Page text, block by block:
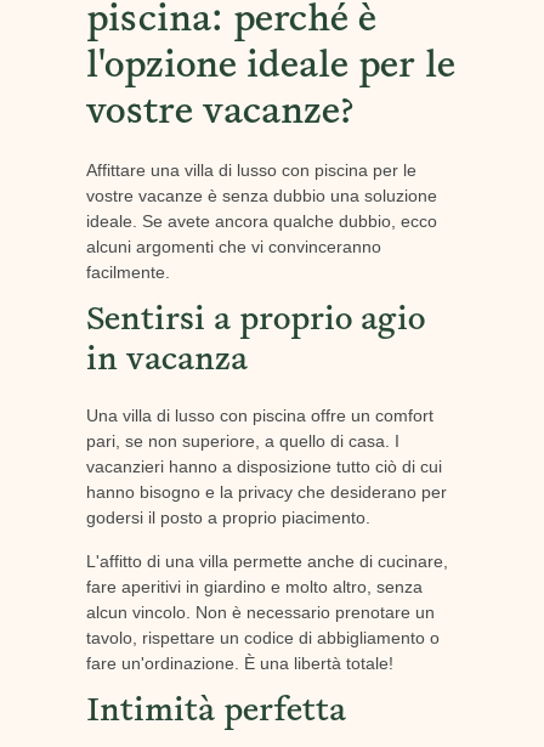
piscina: perché è
l'opzione ideale per le
vostre vacanze?
Affittare una villa di lusso con piscina per le
vostre vacanze è senza dubbio una soluzione
ideale. Se avete ancora qualche dubbio, ecco
alcuni argomenti che vi convinceranno
facilmente.
Sentirsi a proprio agio
in vacanza
Una villa di lusso con piscina offre un comfort
pari, se non superiore, a quello di casa. I
vacanzieri hanno a disposizione tutto ciò di cui
hanno bisogno e la privacy che desiderano per
godersi il posto a proprio piacimento.
L'affitto di una villa permette anche di cucinare,
fare aperitivi in giardino e molto altro, senza
alcun vincolo. Non è necessario prenotare un
tavolo, rispettare un codice di abbigliamento o
fare un'ordinazione. È una libertà totale!
Intimità perfetta